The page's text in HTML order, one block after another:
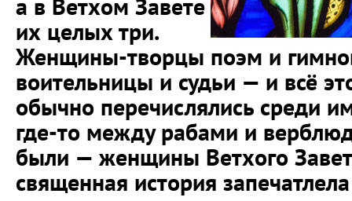
а в Ветхом Завете
их целых три.
Женщины-творцы поэм и
воительницы и судьи — и всё
обычно перечислялись среди
где-то между рабами и
были — женщины Ветхого
священная история